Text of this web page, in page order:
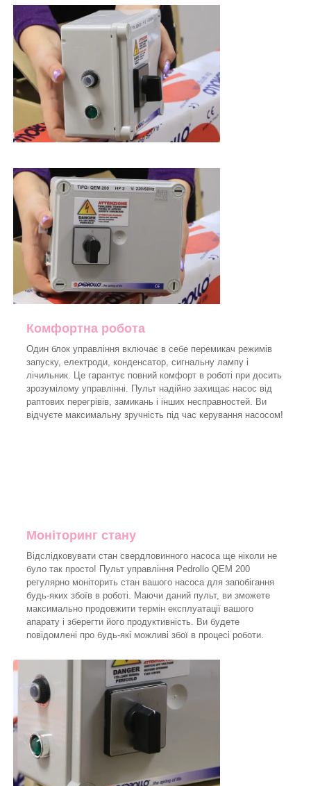
Комфортна робота
Один блок управління включає в себе перемикач режимів
запуску, електроди, конденсатор, сигнальну лампу і
лічильник. Це гарантує повний комфорт в роботі при досить
зрозумілому управлінні. Пульт надійно захищає насос від
раптових перегрівів, замикань і інших несправностей. Ви
відчуєте максимальну зручність під час керування насосом!
Моніторинг стану
Відслідковувати стан свердловинного насоса ще ніколи не
було так просто! Пульт управління Pedrollo QEM 200
регулярно моніторить стан вашого насоса для запобігання
будь-яких збоїв в роботі. Маючи даний пульт, ви зможете
максимально продовжити термін експлуатації вашого
апарату і зберегти його продуктивність. Ви будете
повідомлені про будь-які можливі збої в процесі роботи.